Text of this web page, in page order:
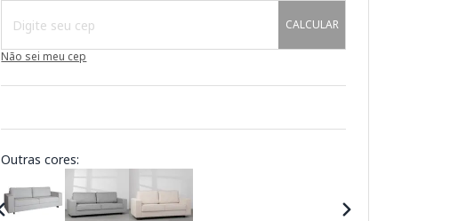
CALCULAR
Não sei meu cep
Outras cores: